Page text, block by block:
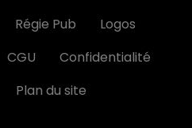
Régie Pub
Logos
CGU
Confidentialité
Plan du site